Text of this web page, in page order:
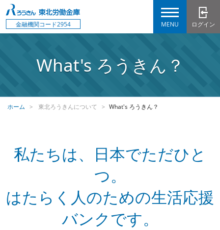
金融機関コード2954 ログイン
MENU
What's ろうきん？
ホーム 東北ろうきんについて What's ろうきん？
私たちは、日本でただひと
つ。
はたらく人のための生活応援
バンクです。